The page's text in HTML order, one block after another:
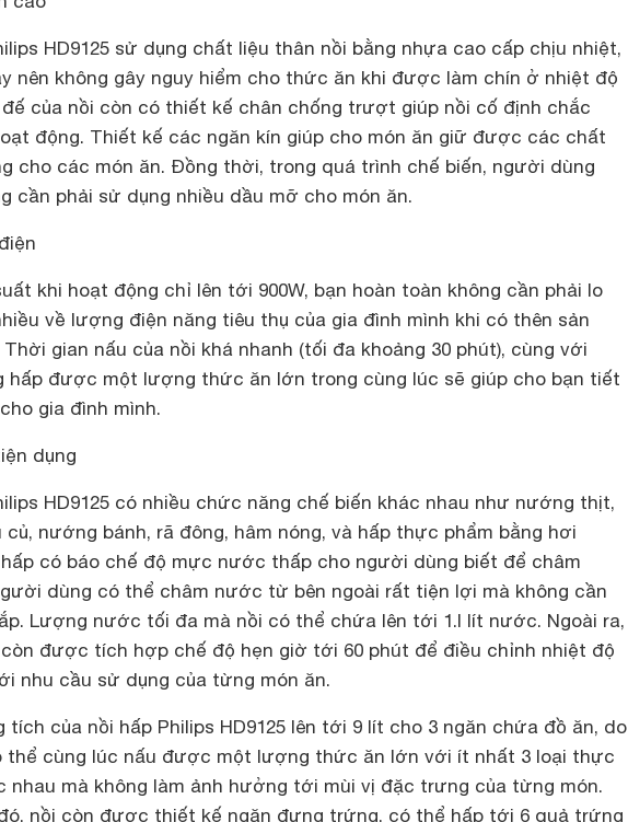
HD9125 sử dụng chất liệu thân nồi bằng nhựa cao cấp chịu nhiệt,
nên không gây nguy hiểm cho thức ăn khi được làm chín ở nhiệt độ
đế của nồi còn có thiết kế chân chống trượt giúp nồi cố định chắc
động. Thiết kế các ngăn kín giúp cho món ăn giữ được các chất
cho các món ăn. Đồng thời, trong quá trình chế biến, người dùng
cần phải sử dụng nhiều dầu mỡ cho món ăn.
khi hoạt động chỉ lên tới 900W, bạn hoàn toàn không cần phải lo
về lượng điện năng tiêu thụ của gia đình mình khi có thên sản
Thời gian nấu của nồi khá nhanh (tối đa khoảng 30 phút), cùng với
hấp được một lượng thức ăn lớn trong cùng lúc sẽ giúp cho bạn tiết
gia đình mình.
dụng
HD9125 có nhiều chức năng chế biến khác nhau như nướng thịt,
củ, nướng bánh, rã đông, hâm nóng, và hấp thực phẩm bằng hơi
có báo chế độ mực nước thấp cho người dùng biết để châm
dùng có thể châm nước từ bên ngoài rất tiện lợi mà không cần
Lượng nước tối đa mà nồi có thể chứa lên tới 1.l lít nước. Ngoài ra,
còn được tích hợp chế độ hẹn giờ tới 60 phút để điều chỉnh nhiệt độ
nhu cầu sử dụng của từng món ăn.
tích của nồi hấp Philips HD9125 lên tới 9 lít cho 3 ngăn chứa đồ ăn, do
thể cùng lúc nấu được một lượng thức ăn lớn với ít nhất 3 loại thực
nhau mà không làm ảnh hưởng tới mùi vị đặc trưng của từng món.
nồi còn được thiết kế ngăn đựng trứng, có thể hấp tới 6 quả trứng